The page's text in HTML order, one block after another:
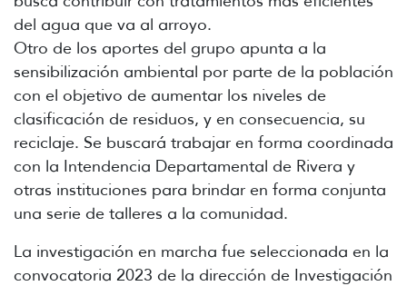
del agua que va al arroyo.
Otro de los aportes del grupo apunta a la
sensibilización ambiental por parte de la población
con el objetivo de aumentar los niveles de
clasificación de residuos, y en consecuencia, su
reciclaje. Se buscará trabajar en forma coordinada
con la Intendencia Departamental de Rivera y
otras instituciones para brindar en forma conjunta
una serie de talleres a la comunidad.
La investigación en marcha fue seleccionada en la
convocatoria 2023 de la dirección de Investigación